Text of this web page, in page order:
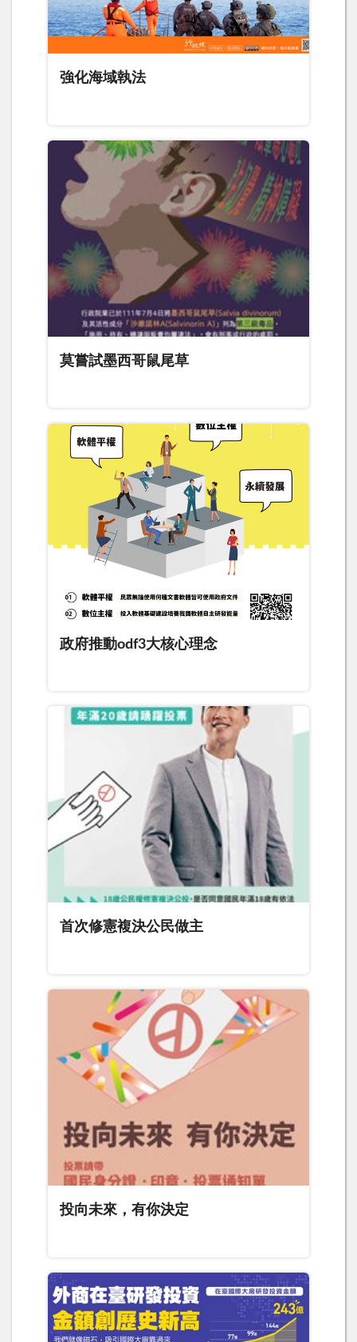
強化海域執法
莫嘗試墨西哥鼠尾草
政府推動odf3大核心理念
首次修憲複決公民做主
投向未來，有你決定